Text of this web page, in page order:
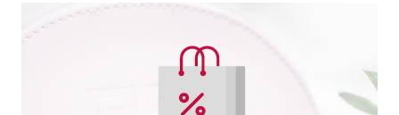
CLARINS CREMA SOLAR